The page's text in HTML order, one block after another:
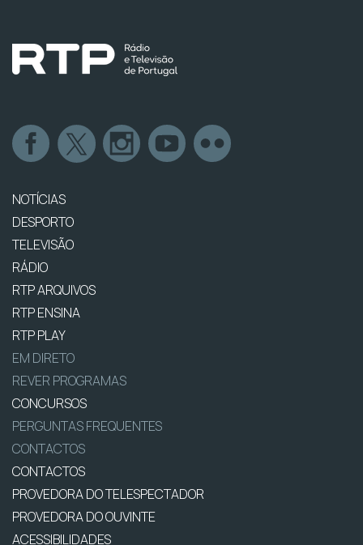
NOTÍCIAS
DESPORTO
TELEVISÃO
RÁDIO
RTP ARQUIVOS
RTP ENSINA
RTP PLAY
EM DIRETO
REVER PROGRAMAS
CONCURSOS
PERGUNTAS FREQUENTES
CONTACTOS
CONTACTOS
PROVEDORA DO TELESPECTADOR
PROVEDORA DO OUVINTE
ACESSIBILIDADES